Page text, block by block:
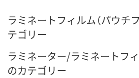
ラミネートフィルム（パウチ
テゴリー
ラミネーター/ラミネートフ
のカテゴリー